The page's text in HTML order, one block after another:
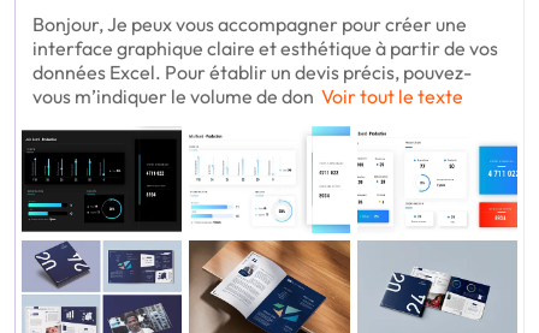
Bonjour, Je peux vous accompagner pour créer une
interface graphique claire et esthétique à partir de vos
données Excel. Pour établir un devis précis, pouvez-
vous m’indiquer le volume de don Voir tout le texte